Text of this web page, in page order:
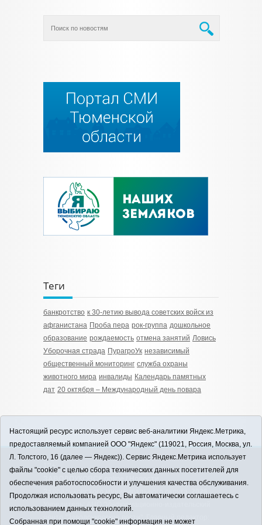
Теги
банкротство к 30-летию вывода советских войск из
афганистана Проба пера рок-группа дошкольное
образование рождаемость отмена занятий Ловись
Уборочная страда ПурагроУк независимый
общественный мониторинг служба охраны
животного мира инвалиды Календарь памятных
дат 20 октября – Международный день повара
12+
ЗАВОДОУКОВСК online / Новости
Заводоуковского муниципального округа, 2026
Учредитель: АНО "Информационно-издательский
центр "Заводоуковские вести". Главный редактор:
Настоящий ресурс использует сервис веб-аналитики Яндекс.Метрика,
предоставляемый компанией ООО "Яндекс" (119021, Россия, Москва, ул.
Л. Толстого, 16 (далее — Яндекс)). Сервис Яндекс.Метрика использует
файлы "cookie" с целью сбора технических данных посетителей для
обеспечения работоспособности и улучшения качества обслуживания.
Продолжая использовать ресурс, Вы автоматически соглашаетесь с
использованием данных технологий.
Собранная при помощи "cookie" информация не может